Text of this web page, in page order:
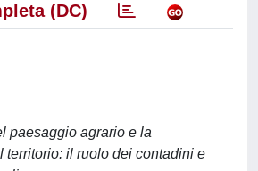
(DC)
paesaggio agrario e la
territorio: il ruolo dei contadini e